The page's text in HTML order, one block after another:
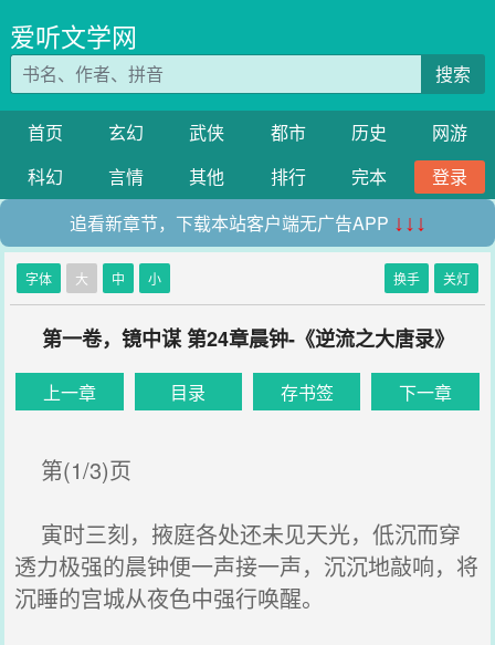
爱听文学网
搜索
首页 玄幻 武侠 都市 历史
网游
科幻
言情 其他 排行 完本
登录
追看新章节，下载本站客户端无广告APP ↓↓↓
字体 大 中 小 换手 关灯
第一卷，镜中谋 第24章晨钟-《逆流之大唐录》
上一章 目录 存书签 下一章
第(1/3)页
寅时三刻，掖庭各处还未见天光，低沉而穿
透力极强的晨钟便一声接一声，沉沉地敲响，将
沉睡的宫城从夜色中强行唤醒。